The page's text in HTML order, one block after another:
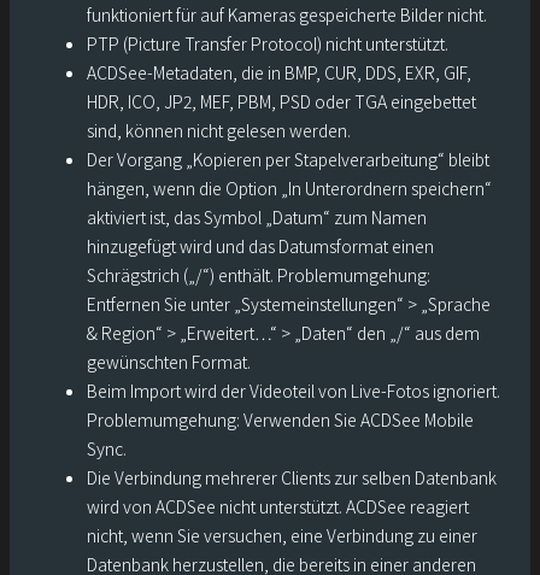
funktioniert für auf Kameras gespeicherte Bilder nicht.
PTP (Picture Transfer Protocol) nicht unterstützt.
ACDSee-Metadaten, die in BMP, CUR, DDS, EXR, GIF,
HDR, ICO, JP2, MEF, PBM, PSD oder TGA eingebettet
sind, können nicht gelesen werden.
Der Vorgang „Kopieren per Stapelverarbeitung“ bleibt
hängen, wenn die Option „In Unterordnern speichern“
aktiviert ist, das Symbol „Datum“ zum Namen
hinzugefügt wird und das Datumsformat einen
Schrägstrich („/“) enthält. Problemumgehung:
Entfernen Sie unter „Systemeinstellungen“ > „Sprache
& Region“ > „Erweitert…“ > „Daten“ den „/“ aus dem
gewünschten Format.
Beim Import wird der Videoteil von Live-Fotos ignoriert.
Problemumgehung: Verwenden Sie ACDSee Mobile
Sync.
Die Verbindung mehrerer Clients zur selben Datenbank
wird von ACDSee nicht unterstützt. ACDSee reagiert
nicht, wenn Sie versuchen, eine Verbindung zu einer
Datenbank herzustellen, die bereits in einer anderen